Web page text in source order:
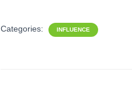
Categories: INFLUENCE